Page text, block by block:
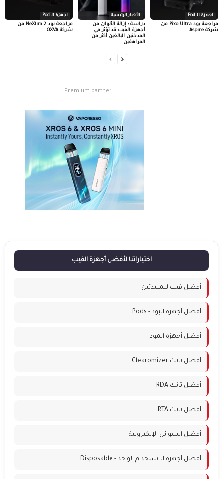
اجهزة الـ Pod
مراجعة بود NeXlim 2 من
شركة OXVA
الأخبار الرئيسية
دراسة : إزالة الألوان من
أجهزة الفيب قد تؤثر في
المدخنين البالغين أكثر من
المراهقين
اجهزة الـ Pod
مراجعة بود Pixo Ultra من
شركة Aspire
Premium partner
اختياراتنا لأفضل أجهزة الفيب
أفضل فيب للمبتدئين
أفضل أجهزة البود - Pods
أفضل أجهزة المود
أفضل تانك Clearomizer
أفضل تانك RDA
أفضل تانك RTA
أفضل السوائل الإلكترونية
أفضل أجهزة الاستخدام الواحد - Disposable